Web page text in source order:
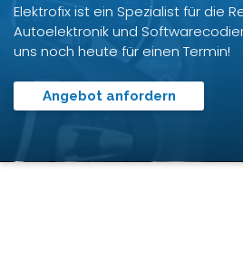
Elektrofix ist ein Spezialist für die
Autoelektronik und
uns noch heute für einen Termin!
Angebot anfordern